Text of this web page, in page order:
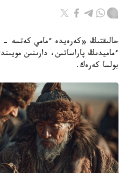
حالىقتىڭ «كەرەيدە ءمامي
ءماميدىڭ پاراساتىن، دارىنىن
بولسا كەرەك.